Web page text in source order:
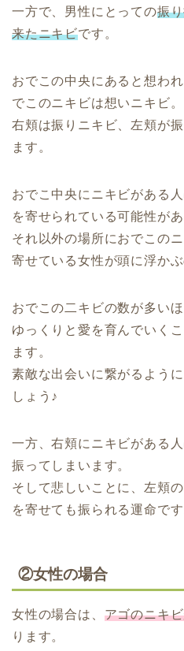
一方で、男性にとっての振
来たニキビです。
おでこの中央にあると想わ
でこのニキビは想いニキビ。
右頬は振りニキビ、左頬が
ます。
おでこ中央にニキビがある
を寄せられている可能性があ
それ以外の場所におでこの
寄せている女性が頭に浮かぶ
おでこの二キビの数が多い
ゆっくりと愛を育んでいく
ます。
素敵な出会いに繋がるよう
しょう♪
一方、右頬にニキビがある
振ってしまいます。
そして悲しいことに、左頬
を寄せても振られる運命です
②女性の場合
女性の場合は、 アゴのニキ
ります。